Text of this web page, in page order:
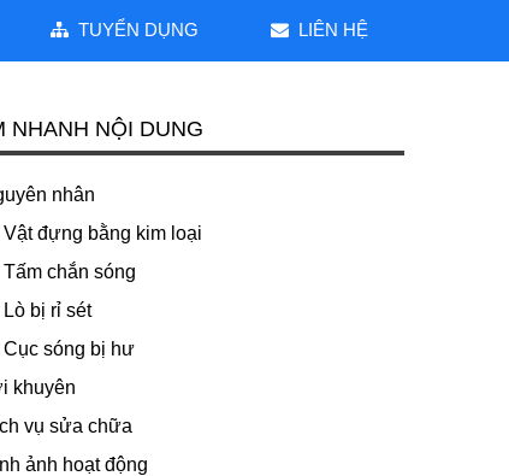
TUYỂN DỤNG LIÊN HỆ
NHANH NỘI DUNG
nhân
Vật đựng bằng kim loại
Tấm chắn sóng
Lò bị rỉ sét
Cục sóng bị hư
khuyên
vụ sửa chữa
ảnh hoạt động